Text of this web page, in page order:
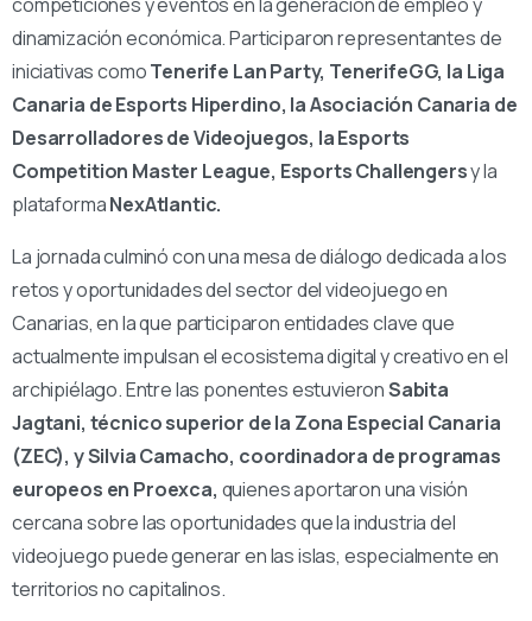
dinamización económica. Participaron representantes de
iniciativas comoTenerife Lan Party, TenerifeGG, la Liga
Canaria de Esports Hiperdino, la Asociación Canaria de
Desarrolladores de Videojuegos, la Esports
Competition Master League, Esports Challengersy la
plataformaNexAtlantic.
La jornada culminó con una mesa de diálogo dedicada a los
retos y oportunidades del sector del videojuego en
Canarias, en la que participaron entidades clave que
actualmente impulsan el ecosistema digital y creativo en el
archipiélago. Entre las ponentes estuvieronSabita
Jagtani, técnico superior de la Zona Especial Canaria
(ZEC), y Silvia Camacho, coordinadora de programas
europeos en Proexca, quienes aportaron una visión
cercana sobre las oportunidades que la industria del
videojuego puede generar en las islas, especialmente en
territorios no capitalinos.